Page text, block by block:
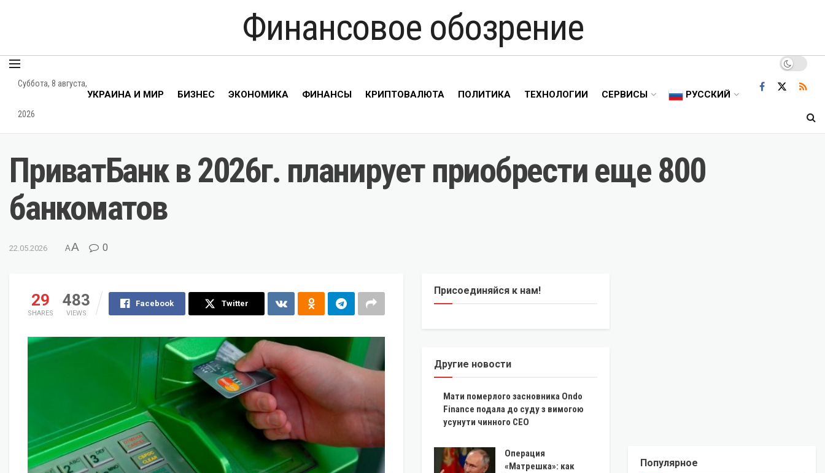
Финансовое обозрение
Суббота, 8 августа,
2026
УКРАИНА И МИР БИЗНЕС ЭКОНОМИКА ФИНАНСЫ КРИПТОВАЛЮТА ПОЛИТИКА ТЕХНОЛОГИИ СЕРВИСЫ РУССКИЙ
ПриватБанк в 2026г. планирует приобрести еще 800
банкоматов
22.05.2026 AA 0
29
SHARES
483
VIEWS
Facebook Twitter
Присоединяйся к нам!
Другие новости
Мати померлого засновника Ondo
Finance подала до суду з вимогою
усунути чинного CEO
Операция
«Матрешка»: как
Популярное